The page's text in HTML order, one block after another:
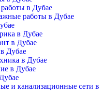
в Дубае
работы в Дубае
в Дубае
в Дубае
Дубае
в Дубае
в Дубае
и канализационные сети в